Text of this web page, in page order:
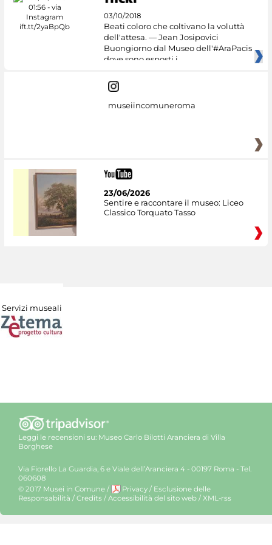
03/10/2018
Beati coloro che coltivano la voluttà
dell'attesa. — Jean Josipovici
Buongiorno dal Museo dell'#AraPacis
dove sono esposti i
museiincomuneroma
23/06/2026
Sentire e raccontare il museo: Liceo
Classico Torquato Tasso
Servizi museali
Leggi le recensioni su: Museo Carlo Bilotti Aranciera di Villa
Borghese
Via Fiorello La Guardia, 6 e Viale dell’Aranciera 4 - 00197 Roma - Tel.
060608
© 2017 Musei in Comune / Privacy / Esclusione delle
Responsabilità / Credits / Accessibilità del sito web / XML-rss